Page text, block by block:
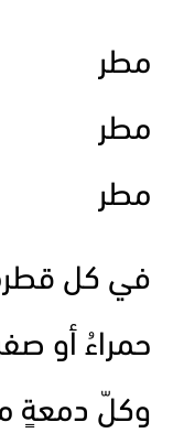
مطر
مطر
مطر
في كل
حمراءُ أو
وكلّ دمعةٍ